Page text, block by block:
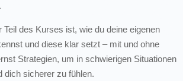
Teil des Kurses ist, wie du deine eigenen
und diese klar setzt – mit und ohne
Strategien, um in schwierigen Situationen
dich sicherer zu fühlen.